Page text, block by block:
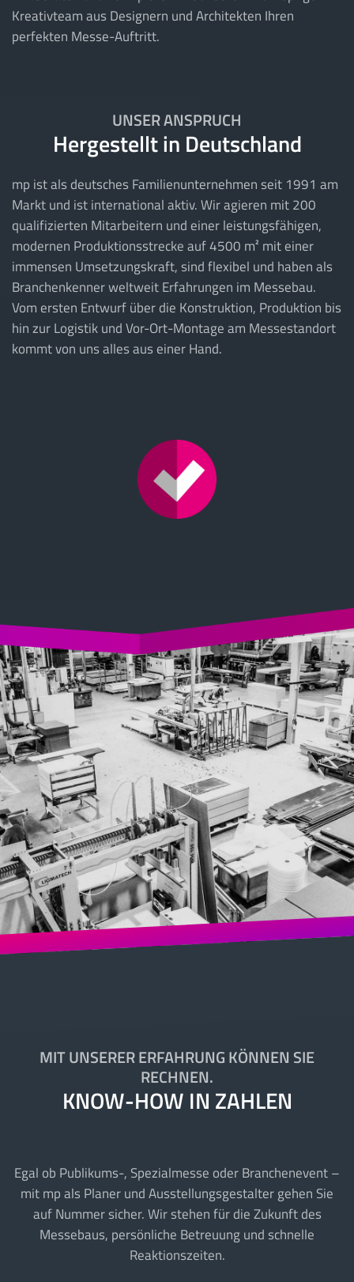
Kreativteam aus Designern und Architekten Ihren
perfekten Messe-Auftritt.
UNSER ANSPRUCH
Hergestellt in Deutschland
mp ist als deutsches Familienunternehmen seit 1991 am
Markt und ist international aktiv. Wir agieren mit 200
qualifizierten Mitarbeitern und einer leistungsfähigen,
modernen Produktionsstrecke auf 4500 m² mit einer
immensen Umsetzungskraft, sind flexibel und haben als
Branchenkenner weltweit Erfahrungen im Messebau.
Vom ersten Entwurf über die Konstruktion, Produktion bis
hin zur Logistik und Vor-Ort-Montage am Messestandort
kommt von uns alles aus einer Hand.
MIT UNSERER ERFAHRUNG KÖNNEN SIE
RECHNEN.
KNOW-HOW IN ZAHLEN
Egal ob Publikums-, Spezialmesse oder Branchenevent –
mit mp als Planer und Ausstellungsgestalter gehen Sie
auf Nummer sicher. Wir stehen für die Zukunft des
Messebaus, persönliche Betreuung und schnelle
Reaktionszeiten.